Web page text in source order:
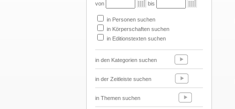
von bis
in Personen suchen
in Körperschaften suchen
in Editionstexten suchen
in den Kategorien suchen
in der Zeitleiste suchen
in Themen suchen